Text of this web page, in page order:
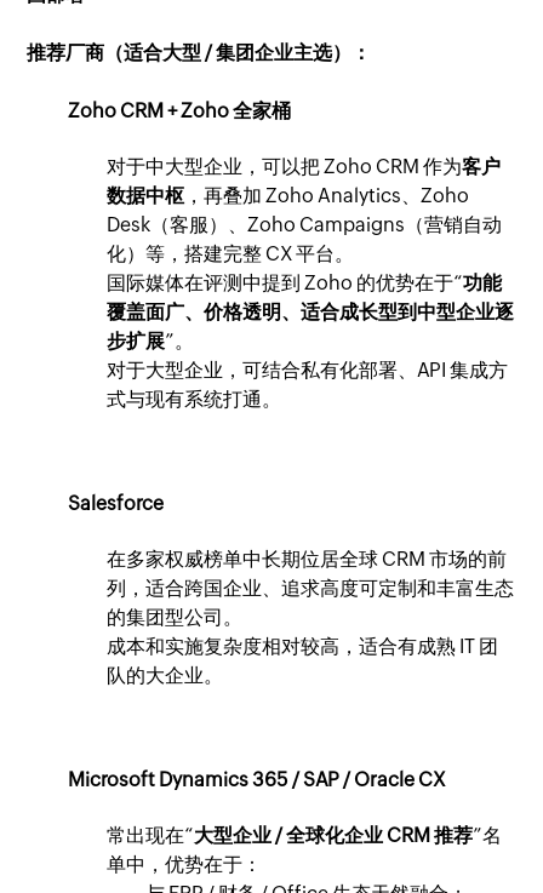
推荐厂商（适合大型 / 集团企业主选）：
Zoho CRM + Zoho 全家桶
对于中大型企业，可以把 Zoho CRM 作为客户
数据中枢 ，再叠加 Zoho Analytics、Zoho
Desk（客服）、Zoho Campaigns（营销自动
化）等，搭建完整 CX 平台。
国际媒体在评测中提到 Zoho 的优势在于“功能
覆盖面广、价格透明、适合成长型到中型企业逐
步扩展”。
对于大型企业，可结合私有化部署、API 集成方
式与现有系统打通。
Salesforce
在多家权威榜单中长期位居全球 CRM 市场的前
列，适合跨国企业、追求高度可定制和丰富生态
的集团型公司。
成本和实施复杂度相对较高，适合有成熟 IT 团
队的大企业。
Microsoft Dynamics 365 / SAP / Oracle CX
常出现在“大型企业 / 全球化企业 CRM 推荐”名
单中，优势在于：